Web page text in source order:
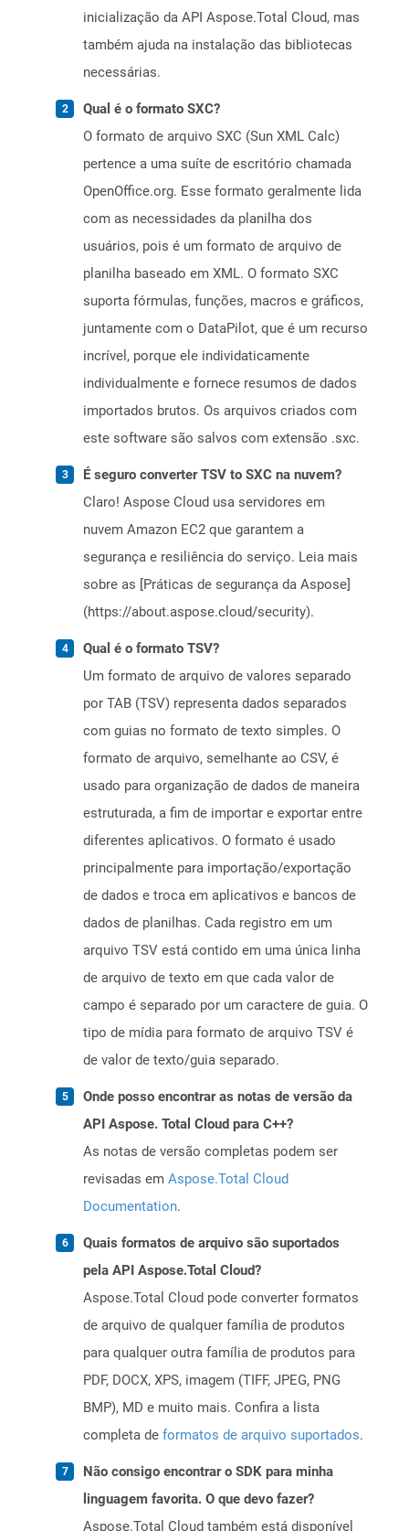
inicialização da API Aspose.Total Cloud, mas
também ajuda na instalação das bibliotecas
necessárias.
Qual é o formato SXC?
O formato de arquivo SXC (Sun XML Calc)
pertence a uma suíte de escritório chamada
OpenOffice.org. Esse formato geralmente lida
com as necessidades da planilha dos
usuários, pois é um formato de arquivo de
planilha baseado em XML. O formato SXC
suporta fórmulas, funções, macros e gráficos,
juntamente com o DataPilot, que é um recurso
incrível, porque ele individaticamente
individualmente e fornece resumos de dados
importados brutos. Os arquivos criados com
este software são salvos com extensão .sxc.
É seguro converter TSV to SXC na nuvem?
Claro! Aspose Cloud usa servidores em
nuvem Amazon EC2 que garantem a
segurança e resiliência do serviço. Leia mais
sobre as [Práticas de segurança da Aspose]
(https://about.aspose.cloud/security).
Qual é o formato TSV?
Um formato de arquivo de valores separado
por TAB (TSV) representa dados separados
com guias no formato de texto simples. O
formato de arquivo, semelhante ao CSV, é
usado para organização de dados de maneira
estruturada, a fim de importar e exportar entre
diferentes aplicativos. O formato é usado
principalmente para importação/exportação
de dados e troca em aplicativos e bancos de
dados de planilhas. Cada registro em um
arquivo TSV está contido em uma única linha
de arquivo de texto em que cada valor de
campo é separado por um caractere de guia. O
tipo de mídia para formato de arquivo TSV é
de valor de texto/guia separado.
Onde posso encontrar as notas de versão da
API Aspose. Total Cloud para C++?
As notas de versão completas podem ser
revisadas em Aspose.Total Cloud
Documentation.
Quais formatos de arquivo são suportados
pela API Aspose.Total Cloud?
Aspose.Total Cloud pode converter formatos
de arquivo de qualquer família de produtos
para qualquer outra família de produtos para
PDF, DOCX, XPS, imagem (TIFF, JPEG, PNG
BMP), MD e muito mais. Confira a lista
completa de formatos de arquivo suportados.
Não consigo encontrar o SDK para minha
linguagem favorita. O que devo fazer?
Aspose.Total Cloud também está disponível